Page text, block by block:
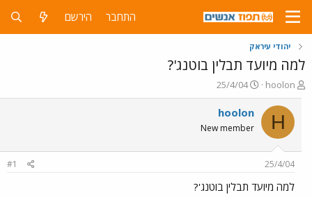
התחבר הירשם
יהודי עיראק
למה מיועד תבלין בוטנג'?
פ
ו
ת
ח
ה
ש
א
hoolon
פ
ו
ר
ם
ר
25/4/04
H
hoolon
New member
25/4/04
#1
למה מיועד תבלין בוטנג'?